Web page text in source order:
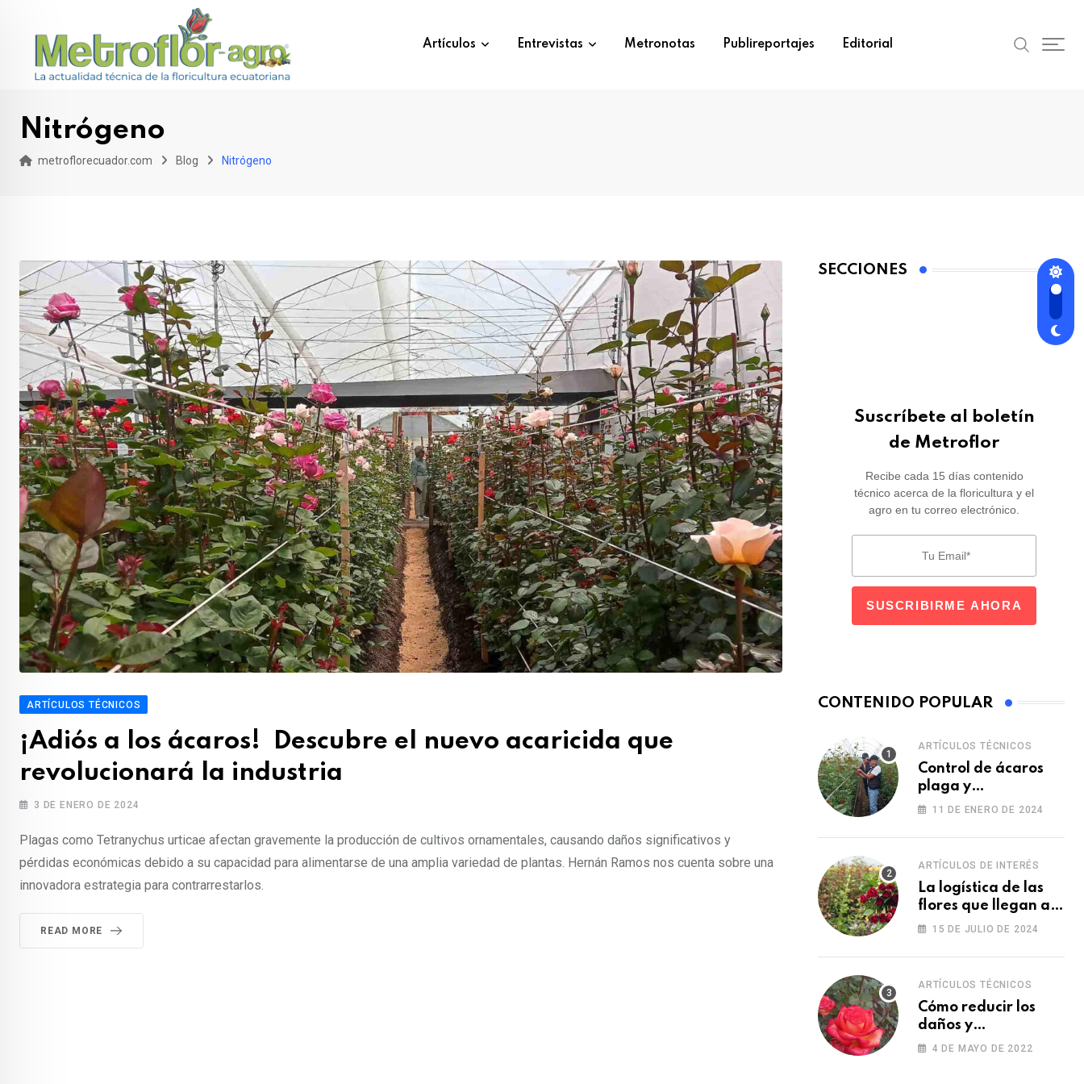
Artículos Entrevistas Metronotas Publireportajes Editorial
Nitrógeno
metroflorecuador.com Blog Nitrógeno
ARTÍCULOS TÉCNICOS
¡Adiós a los ácaros! Descubre el nuevo acaricida que
revolucionará la industria
3 DE ENERO DE 2024
Plagas como Tetranychus urticae afectan gravemente la producción de cultivos ornamentales, causando daños significativos y
pérdidas económicas debido a su capacidad para alimentarse de una amplia variedad de plantas. Hernán Ramos nos cuenta sobre una
innovadora estrategia para contrarrestarlos.
READ MORE
SECCIONES
Suscríbete al boletín
de Metroflor
Recibe cada 15 días contenido
técnico acerca de la floricultura y el
agro en tu correo electrónico.
CONTENIDO POPULAR
ARTÍCULOS TÉCNICOS
Control de ácaros
plaga y
fortalecimiento de
11 DE ENERO DE 2024
ARTÍCULOS DE INTERÉS
La logística de las
flores que llegan a
los Estados Unidos
15 DE JULIO DE 2024
ARTÍCULOS TÉCNICOS
Cómo reducir los
daños y
afectaciones
4 DE MAYO DE 2022